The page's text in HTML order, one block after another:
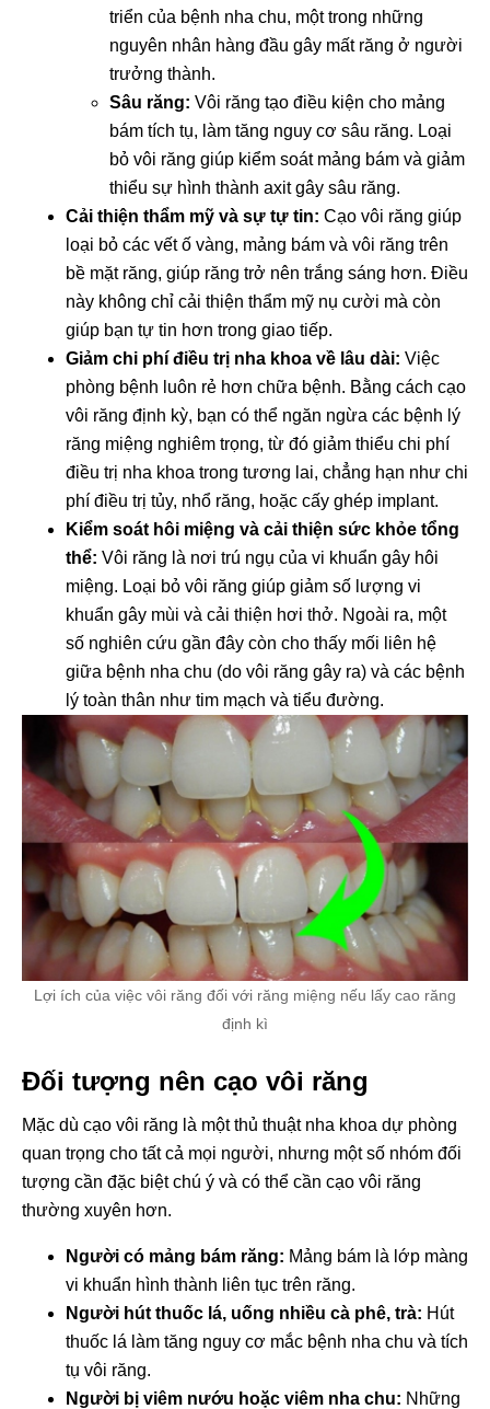
triển của bệnh nha chu, một trong những
nguyên nhân hàng đầu gây mất răng ở người
trưởng thành.
Sâu răng: Vôi răng tạo điều kiện cho mảng
bám tích tụ, làm tăng nguy cơ sâu răng. Loại
bỏ vôi răng giúp kiểm soát mảng bám và giảm
thiểu sự hình thành axit gây sâu răng.
Cải thiện thẩm mỹ và sự tự tin: Cạo vôi răng giúp
loại bỏ các vết ố vàng, mảng bám và vôi răng trên
bề mặt răng, giúp răng trở nên trắng sáng hơn. Điều
này không chỉ cải thiện thẩm mỹ nụ cười mà còn
giúp bạn tự tin hơn trong giao tiếp.
Giảm chi phí điều trị nha khoa về lâu dài: Việc
phòng bệnh luôn rẻ hơn chữa bệnh. Bằng cách cạo
vôi răng định kỳ, bạn có thể ngăn ngừa các bệnh lý
răng miệng nghiêm trọng, từ đó giảm thiểu chi phí
điều trị nha khoa trong tương lai, chẳng hạn như chi
phí điều trị tủy, nhổ răng, hoặc cấy ghép implant.
Kiểm soát hôi miệng và cải thiện sức khỏe tổng
thể: Vôi răng là nơi trú ngụ của vi khuẩn gây hôi
miệng. Loại bỏ vôi răng giúp giảm số lượng vi
khuẩn gây mùi và cải thiện hơi thở. Ngoài ra, một
số nghiên cứu gần đây còn cho thấy mối liên hệ
giữa bệnh nha chu (do vôi răng gây ra) và các bệnh
lý toàn thân như tim mạch và tiểu đường.
Lợi ích của việc vôi răng đối với răng miệng nếu lấy cao răng
định kì
Đối tượng nên cạo vôi răng
Mặc dù cạo vôi răng là một thủ thuật nha khoa dự phòng
quan trọng cho tất cả mọi người, nhưng một số nhóm đối
tượng cần đặc biệt chú ý và có thể cần cạo vôi răng
thường xuyên hơn.
Người có mảng bám răng: Mảng bám là lớp màng
vi khuẩn hình thành liên tục trên răng.
Người hút thuốc lá, uống nhiều cà phê, trà: Hút
thuốc lá làm tăng nguy cơ mắc bệnh nha chu và tích
tụ vôi răng.
Người bị viêm nướu hoặc viêm nha chu: Những